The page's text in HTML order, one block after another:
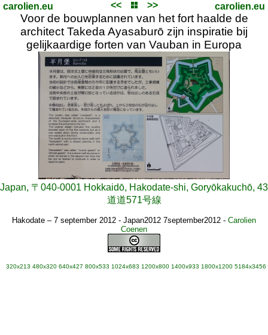
carolien.eu << >> carolien.eu
Voor de bouwplannen van het fort haalde de
architect Takeda Ayasaburō zijn inspiratie bij
gelijkaardige forten van Vauban in Europa
Japan, 〒040-0001 Hokkaidō, Hakodate-shi, Goryōkakuchō, 43
道道571号線
Hakodate – 7 september 2012 - Japan2012 7september2012 - Carolien
Coenen
320x213 480x320 640x427 800x533 1024x683 1200x800 1400x933 1800x1200 5184x3456